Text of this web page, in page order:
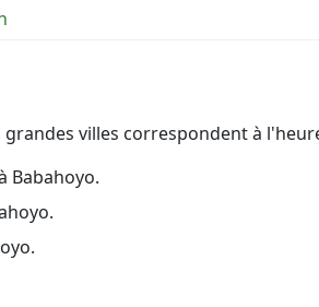
villes correspondent à
Babahoyo.